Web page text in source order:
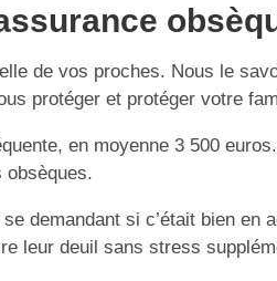
de vos proches. Nous le
protéger et protéger votre
en moyenne 3 500
obsèques.
demandant si c’était bien
leur deuil sans stress